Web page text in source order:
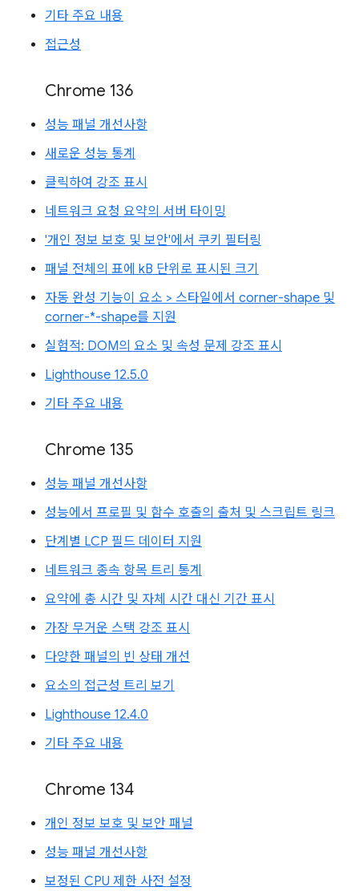
기타 주요 내용
접근성
Chrome 136
성능 패널 개선사항
새로운 성능 통계
클릭하여 강조 표시
네트워크 요청 요약의 서버 타이밍
'개인 정보 보호 및 보안'에서 쿠키 필터링
패널 전체의 표에 kB 단위로 표시된 크기
자동 완성 기능이 요소 > 스타일에서 corner-shape 및
corner-*-shape를 지원
실험적: DOM의 요소 및 속성 문제 강조 표시
Lighthouse 12.5.0
기타 주요 내용
Chrome 135
성능 패널 개선사항
성능에서 프로필 및 함수 호출의 출처 및 스크립트 링크
단계별 LCP 필드 데이터 지원
네트워크 종속 항목 트리 통계
요약에 총 시간 및 자체 시간 대신 기간 표시
가장 무거운 스택 강조 표시
다양한 패널의 빈 상태 개선
요소의 접근성 트리 보기
Lighthouse 12.4.0
기타 주요 내용
Chrome 134
개인 정보 보호 및 보안 패널
성능 패널 개선사항
보정된 CPU 제한 사전 설정